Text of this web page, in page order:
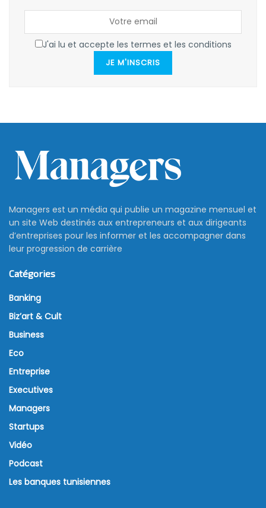
J'ai lu et accepte les termes et les conditions
JE M'INSCRIS
Managers est un média qui publie un magazine mensuel et
un site Web destinés aux entrepreneurs et aux dirigeants
d’entreprises pour les informer et les accompagner dans
leur progression de carrière
Catégories
Banking
Biz’art & Cult
Business
Eco
Entreprise
Executives
Managers
Startups
Vidéo
Podcast
Les banques tunisiennes